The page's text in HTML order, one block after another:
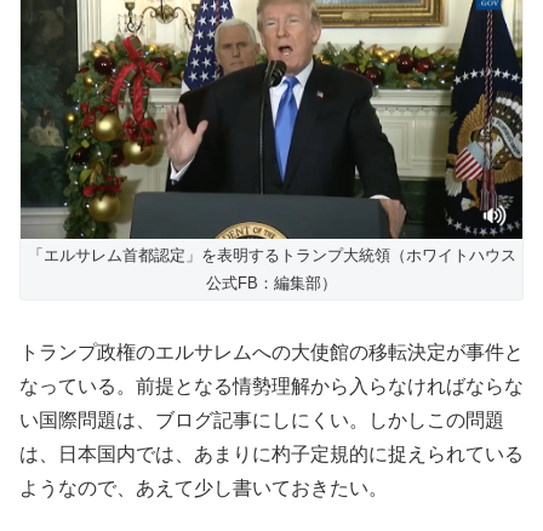
「エルサレム首都認定」を表明するトランプ大統領（ホワイトハウス
公式FB：編集部）
トランプ政権のエルサレムへの大使館の移転決定が事件と
なっている。前提となる情勢理解から入らなければならな
い国際問題は、ブログ記事にしにくい。しかしこの問題
は、日本国内では、あまりに杓子定規的に捉えられている
ようなので、あえて少し書いておきたい。